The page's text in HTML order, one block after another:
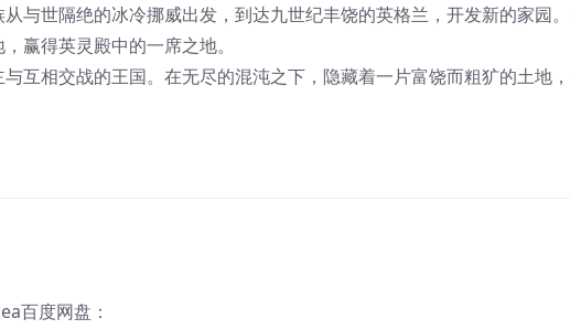
世隔绝的冰冷挪威出发，到达九世纪丰饶的英格兰，开发新的家园
赢得英灵殿中的一席之地。
互相交战的王国。在无尽的混沌之下，隐藏着一片富饶而粗犷的土地
百度网盘：